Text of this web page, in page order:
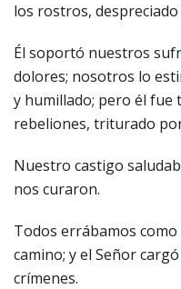
los rostros, despreciado
Él soportó nuestros
dolores; nosotros lo
y humillado; pero él
rebeliones, triturado
Nuestro castigo
nos curaron.
Todos errábamos
camino; y el Señor
crímenes.